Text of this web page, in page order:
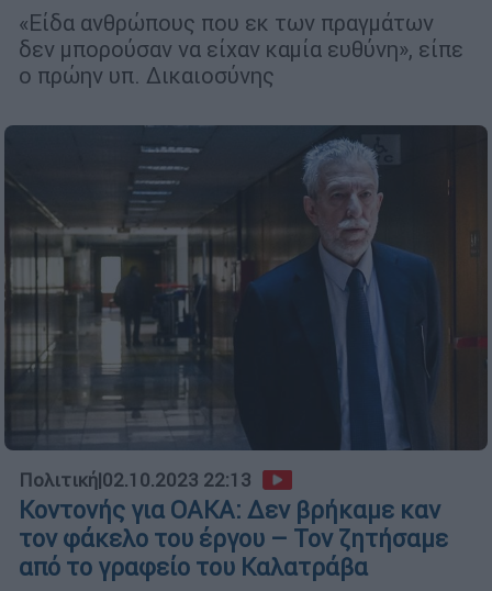
«Είδα ανθρώπους που εκ των πραγμάτων
δεν μπορούσαν να είχαν καμία ευθύνη», είπε
ο πρώην υπ. Δικαιοσύνης
Πολιτική|02.10.2023 22:13
Κοντονής για ΟΑΚΑ: Δεν βρήκαμε καν
τον φάκελο του έργου – Τον ζητήσαμε
από το γραφείο του Καλατράβα